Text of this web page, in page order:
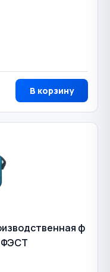
В корзину
ф
ФЭСТ